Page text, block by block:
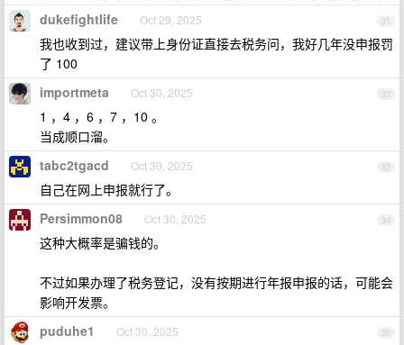
31
dukefightlife Oct 29, 2025
我也收到过，建议带上身份证直接去税务问，我好几年没申报罚
了 100
32
importmeta Oct 30, 2025
1 ，4 ，6 ，7 ，10 。
当成顺口溜。
33
tabc2tgacd Oct 30, 2025
自己在网上申报就行了。
34
Persimmon08 Oct 30, 2025
这种大概率是骗钱的。
不过如果办理了税务登记，没有按期进行年报申报的话，可能会
影响开发票。
35
puduhe1 Oct 30, 2025